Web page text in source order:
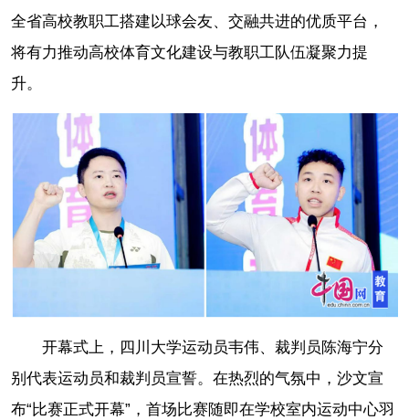
全省高校教职工搭建以球会友、交融共进的优质平台，
将有力推动高校体育文化建设与教职工队伍凝聚力提
升。
开幕式上，四川大学运动员韦伟、裁判员陈海宁分
别代表运动员和裁判员宣誓。在热烈的气氛中，沙文宣
布“比赛正式开幕”，首场比赛随即在学校室内运动中心羽